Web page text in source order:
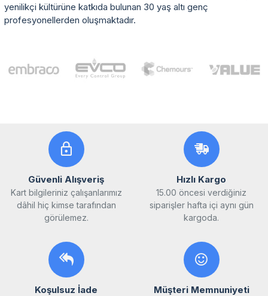
yenilikçi kültürüne katkıda bulunan 30 yaş altı genç
profesyonellerden oluşmaktadır.
Güvenli Alışveriş
Kart bilgileriniz çalışanlarımız
dâhil hiç kimse tarafından
görülemez.
Hızlı Kargo
15.00 öncesi verdiğiniz
siparişler hafta içi aynı gün
kargoda.
Koşulsuz İade Müşteri Memnuniyeti